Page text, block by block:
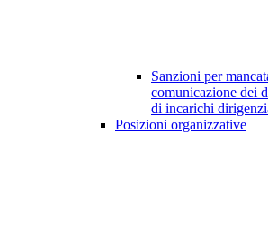
Sanzioni per
comunicazione dei
di incarichi
Posizioni organizzative